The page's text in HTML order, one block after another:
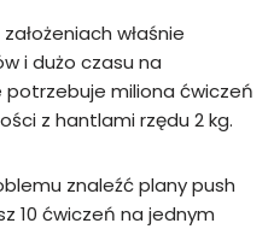
właśnie
i dużo czasu na
potrzebuje miliona ćwiczeń
z hantlami rzędu 2 kg.
znaleźć plany push
10 ćwiczeń na jednym